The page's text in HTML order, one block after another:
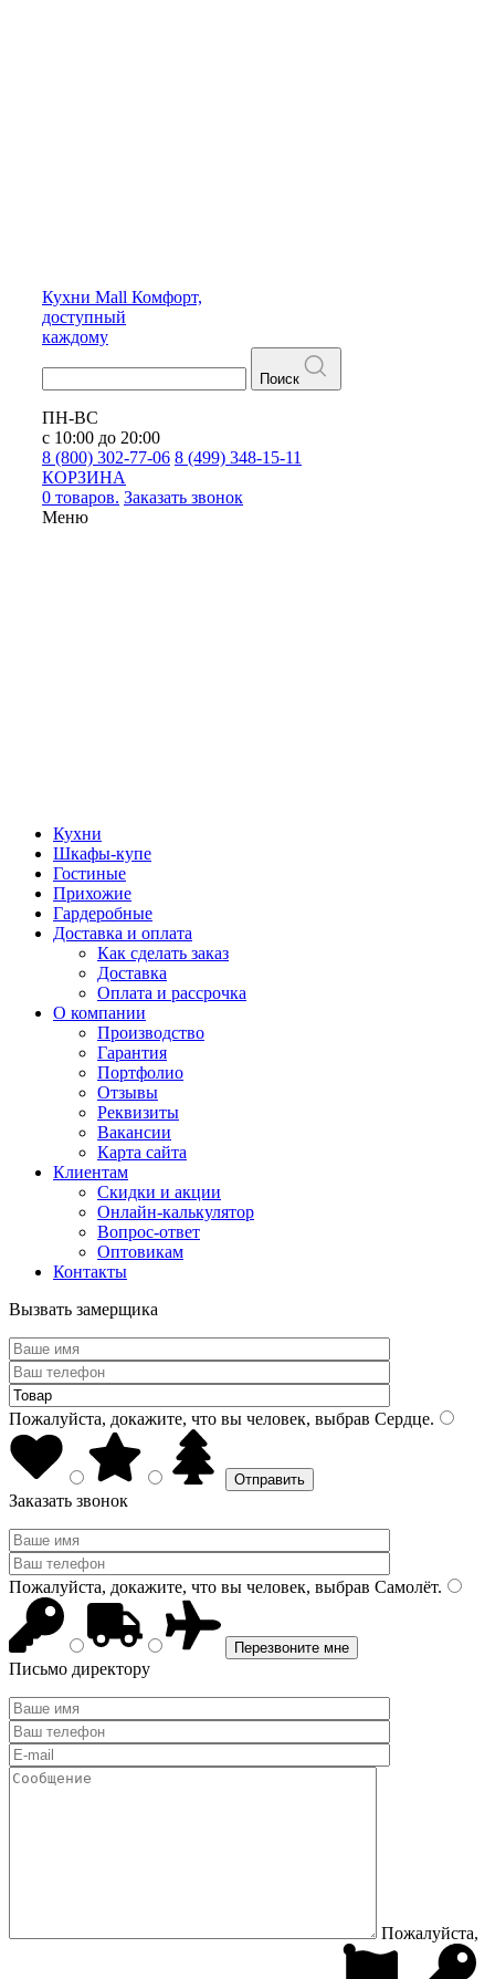
Кухни Mall Комфорт,
доступный
каждому
Поиск
ПН-ВС
с 10:00 до 20:00
8 (800) 302-77-06 8 (499) 348-15-11
КОРЗИНА
0 товаров. Заказать звонок
Меню
Кухни
Шкафы-купе
Гостиные
Прихожие
Гардеробные
Доставка и оплата
Как сделать заказ
Доставка
Оплата и рассрочка
О компании
Производство
Гарантия
Портфолио
Отзывы
Реквизиты
Вакансии
Карта сайта
Клиентам
Скидки и акции
Онлайн-калькулятор
Вопрос-ответ
Оптовикам
Контакты
Вызвать замерщика
Пожалуйста, докажите, что вы человек, выбрав Сердце.
Заказать звонок
Пожалуйста, докажите, что вы человек, выбрав Самолёт.
Письмо директору
Пожалуйста,